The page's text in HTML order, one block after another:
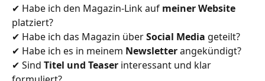
✔ Habe ich den Magazin-Link auf meiner Website
platziert?
✔ Habe ich das Magazin über Social Media geteilt?
✔ Habe ich es in meinem Newsletter angekündigt?
✔ Sind Titel und Teaser interessant und klar